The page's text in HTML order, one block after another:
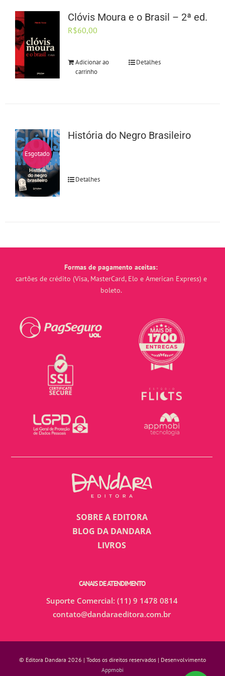
Clóvis Moura e o Brasil – 2ª ed.
R$60,00
Adicionar ao
carrinho
Detalhes
Esgotado
História do Negro Brasileiro
Detalhes
Formas de pagamento aceitas:
cartões de crédito (Visa, MasterCard, Elo e American Express) e
boleto.
SOBRE A EDITORA
BLOG DA DANDARA
LIVROS
CANAIS DE ATENDIMENTO
Suporte Comercial: (11) 9 1478 0814
contato@dandaraeditora.com.br
© Editora Dandara 2026 | Todos os direitos reservados | Desenvolvimento
Appmobi